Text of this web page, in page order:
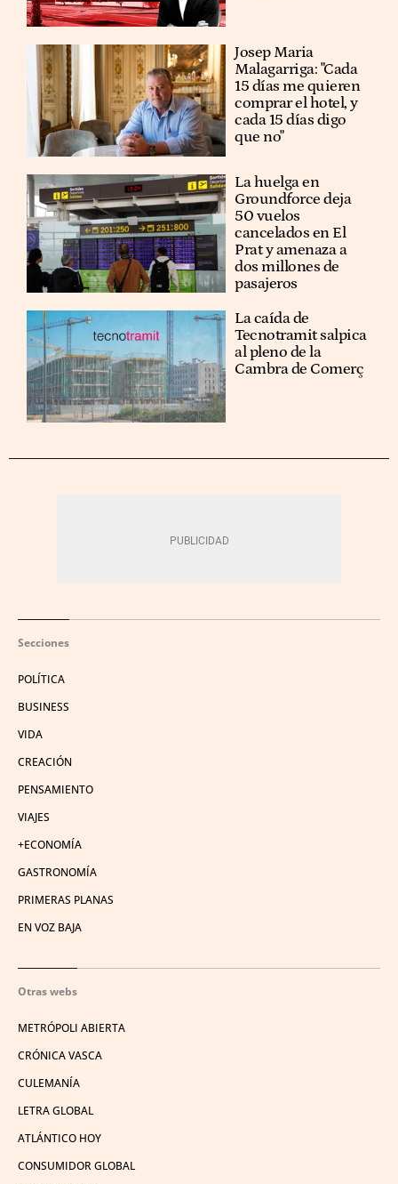
​​Josep Maria
Malagarriga: "Cada
15 días me quieren
comprar el hotel, y
cada 15 días digo
que no"
La huelga en
Groundforce deja
50 vuelos
cancelados en El
Prat y amenaza a
dos millones de
pasajeros
La caída de
Tecnotramit salpica
al pleno de la
Cambra de Comerç
Secciones
POLÍTICA
BUSINESS
VIDA
CREACIÓN
PENSAMIENTO
VIAJES
+ECONOMÍA
GASTRONOMÍA
PRIMERAS PLANAS
EN VOZ BAJA
Otras webs
METRÓPOLI ABIERTA
CRÓNICA VASCA
CULEMANÍA
LETRA GLOBAL
ATLÁNTICO HOY
CONSUMIDOR GLOBAL